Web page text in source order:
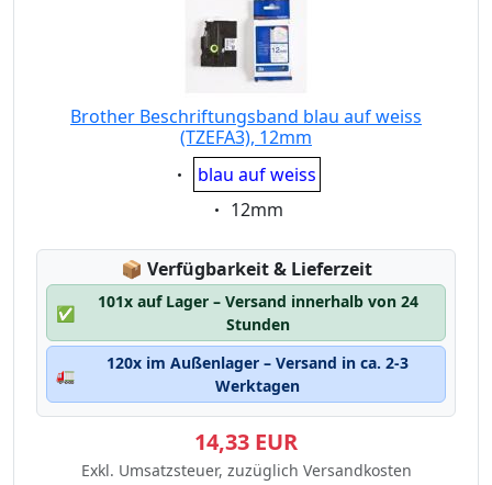
Brother Beschriftungsband blau auf weiss
(TZEFA3), 12mm
Eigenschaft:
blau auf weiss
Eigenschaft:
12mm
📦 Lagerstatus:
Verfügbarkeit & Lieferzeit
✅
101x auf Lager – Versand innerhalb von 24
Stunden
🚛
120x im Außenlager – Versand in ca. 2-3
Werktagen
14,33 EUR
Exkl. Umsatzsteuer, zuzüglich Versandkosten